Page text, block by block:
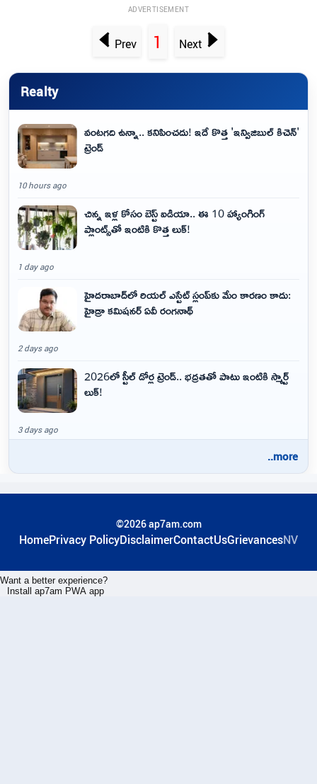
ADVERTISEMENT
Prev 1 Next
Realty
వంటగది ఉన్నా.. కనిపించదు! ఇదే కొత్త 'ఇన్విజిబుల్ కిచెన్'
ట్రెండ్
10 hours ago
చిన్న ఇళ్ల కోసం బెస్ట్ ఐడియా.. ఈ 10 హ్యాంగింగ్
ప్లాంట్స్‌తో ఇంటికి కొత్త లుక్!
1 day ago
హైదరాబాద్‌లో రియల్ ఎస్టేట్ స్లంప్‌కు మేం కారణం కాదు:
హైడ్రా కమిషనర్ ఏవీ రంగనాథ్
2 days ago
2026లో స్టీల్ డోర్ల ట్రెండ్.. భద్రతతో పాటు ఇంటికి స్మార్ట్
లుక్!
3 days ago
..more
©2026 ap7am.com
HomePrivacy PolicyDisclaimerContactUsGrievancesNV
Want a better experience?
Install ap7am PWA app